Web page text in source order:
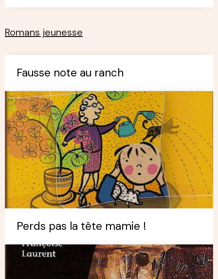
Romans jeunesse
Fausse note au ranch
Perds pas la tête mamie !